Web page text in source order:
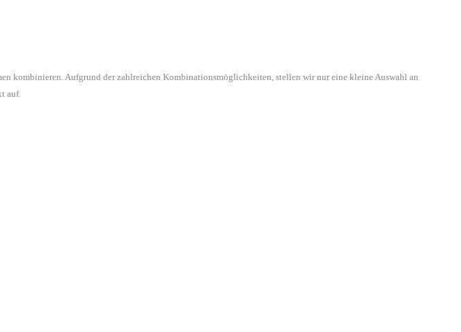
kombinieren. Aufgrund der zahlreichen Kombinationsmöglichkeiten, stellen wir nur eine kleine Auswahl an
auf.